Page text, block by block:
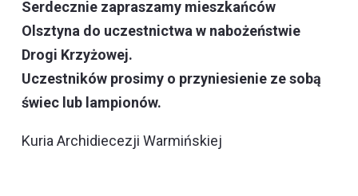
Serdecznie zapraszamy mieszkańców
Olsztyna do uczestnictwa w nabożeństwie
Drogi Krzyżowej.
Uczestników prosimy o przyniesienie ze sobą
świec lub lampionów.
Kuria Archidiecezji Warmińskiej